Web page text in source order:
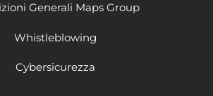
Generali Maps Group
Whistleblowing
Cybersicurezza